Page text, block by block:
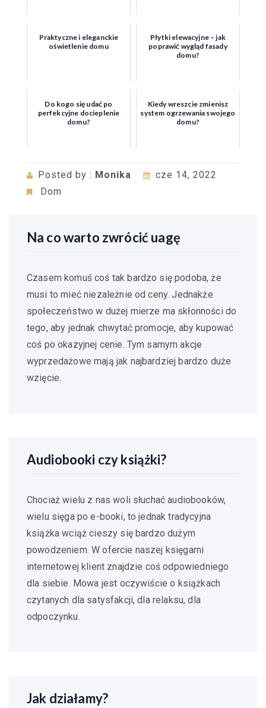
Praktyczne i eleganckie
oświetlenie domu
Płytki elewacyjne – jak
poprawić wygląd fasady
domu?
Do kogo się udać po
perfekcyjne docieplenie
domu?
Kiedy wreszcie zmienisz
system ogrzewania swojego
domu?
Posted by : Monika
cze 14, 2022
Dom
Na co warto zwrócić uagę
Czasem komuś coś tak bardzo się podoba, że
musi to mieć niezależnie od ceny. Jednakże
społeczeństwo w dużej mierze ma skłonności do
tego, aby jednak chwytać promocje, aby kupować
coś po okazyjnej cenie. Tym samym akcje
wyprzedażowe mają jak najbardziej bardzo duże
wzięcie.
Audiobooki czy książki?
Chociaż wielu z nas woli słuchać audiobooków,
wielu sięga po e-booki, to jednak tradycyjna
książka wciąż cieszy się bardzo dużym
powodzeniem. W ofercie naszej księgarni
internetowej klient znajdzie coś odpowiedniego
dla siebie. Mowa jest oczywiście o książkach
czytanych dla satysfakcji, dla relaksu, dla
odpoczynku.
Jak działamy?